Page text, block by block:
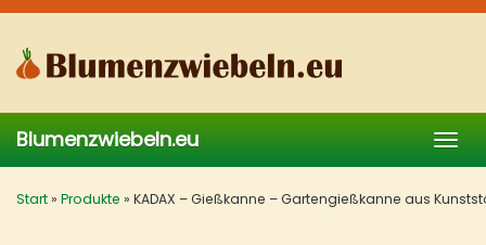
Skip
main
content
Blumenzwiebeln.eu
Start» Produkte » KADAX – Gießkanne – Gartengießkanne aus